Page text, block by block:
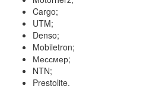
Cargo;
UTM;
Denso;
Mobiletron;
Мессмер;
NTN;
Prestolite.